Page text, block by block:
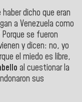
dicho que eran
a Venezuela como
se fueron
y dicen: no, yo
el miedo es libre,
al cuestionar la
sus